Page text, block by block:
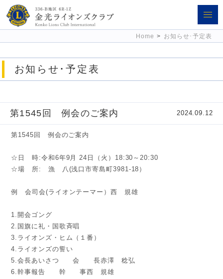
金光ライオンズクラブ 336-B地区
6R-1Z
Home > お知らせ･予定表
お知らせ･予定表
2024.09.12
第1545回 例会のご案内
第1545回 例会のご案内
☆日 時:令和6年9月 24日（火）18:30～20:30
☆場 所: 漁 八(浅口市寄島町3981-18）
例 会司会(ライオンテーマー）西 規雄
1.開会ゴング
2.国旗に礼・国歌斉唱
3.ライオンズ・ヒム（１番）
4.ライオンズの誓い
5.会長あいさつ 会 長赤澤 稔弘
6.幹事報告 幹 事西 規雄